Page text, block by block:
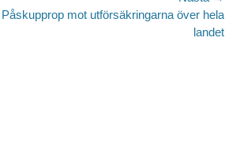
Nästa
Påskupprop mot utförsäkringarna över hela
landet